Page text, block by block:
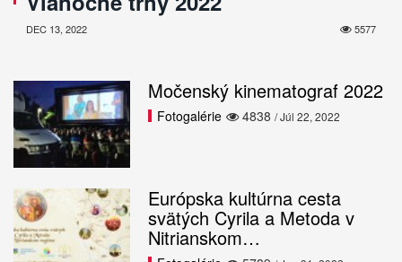
5577
DEC 13, 2022
Močenský kinematograf 2022
4838
Fotogalérie / Júl 22, 2022
Európska kultúrna cesta
svätých Cyrila a Metoda v
Nitrianskom…